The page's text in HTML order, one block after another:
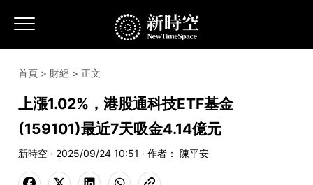
首頁 > 財經 > 正文
上漲1.02%，港股通科技ETF基金
(159101)最近7天吸金4.14億元
新時空 · 2025/09/24 10:51 · 作者： 陳平安